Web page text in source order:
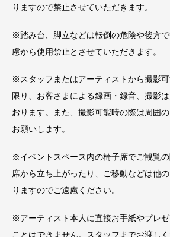
りますので禁止させていただきます。
※踏み台、脚立などは転倒の危険や後方
慮から使用禁止とさせていただきます。
※スタッフまたはアーティストから撮影
限り、お客さまによる録画・録音、撮影
おります。また、撮影可能時の際は周囲
お願いします。
※イベントスペース内の椅子席でご観覧
席から立ち上がったり、ご移動などは他
りますのでご遠慮ください。
※アーティスト本人に直接お手紙やプレゼ
ことはできません。スタッフまでお渡しく